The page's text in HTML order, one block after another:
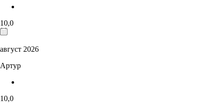
10,0
август 2026
Артур
10,0